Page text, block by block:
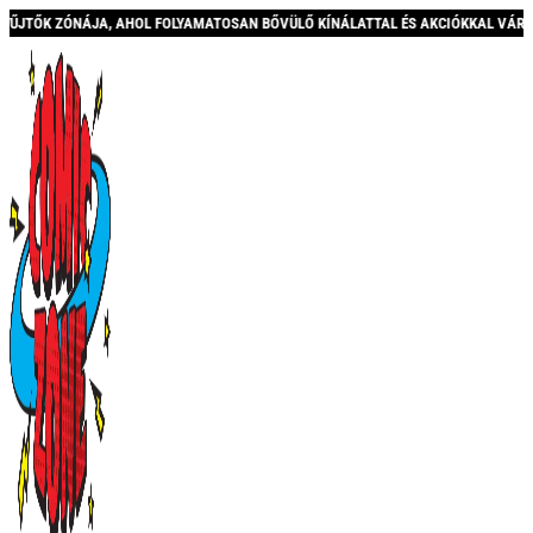
AHOL FOLYAMATOSAN BŐVÜLŐ KÍNÁLATTAL ÉS AKCIÓKKAL VÁRUNK! ***